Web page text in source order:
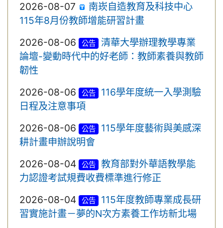
2026-08-07
南崁自造教育及科技中心
115年8月份教師增能研習計畫
2026-08-06
公告
清華大學辦理教學專業
論壇-變動時代中的好老師：教師素養與教師
韌性
2026-08-06
公告
116學年度統一入學測驗
日程及注意事項
2026-08-06
公告
115學年度藝術與美感深
耕計畫申辦說明會
2026-08-04
公告
教育部對外華語教學能
力認證考試規費收費標準進行修正
2026-08-04
公告
115年度教師專業成長研
習實施計畫－夢的N次方素養工作坊新北場